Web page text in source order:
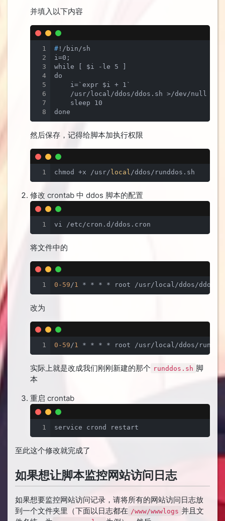
并填入以下内容
1
2
3
4
5
6
7
8
# !/bin/sh
i=0;
while [ $i -le 5 ]
do
    i=`expr $i + 1`
/usr/local/ddos/ddos.sh >/dev/null
    sleep 10
done
然后保存，记得给脚本加执行权限
1 chmod +x /usr/ local /ddos/runddos.sh
修改 crontab 中 ddos 脚本的配置
1 vi /etc/cron.d/ddos.cron
将文件中的
1 0 -59 /1 * * * * root /usr/local/ddos/
改为
1 0 -59 /1 * * * * root /usr/local/ddos/
实际上就是改成我们刚刚新建的那个 runddos.sh 脚
本
重启 crontab
1 service crond restart
至此这个修改就完成了
如果想让脚本监控网站访问日志
如果想要监控网站访问记录，请将所有的网站访问日志放
到一个文件夹里（下面以日志都在 /www/wwwlogs 并且文